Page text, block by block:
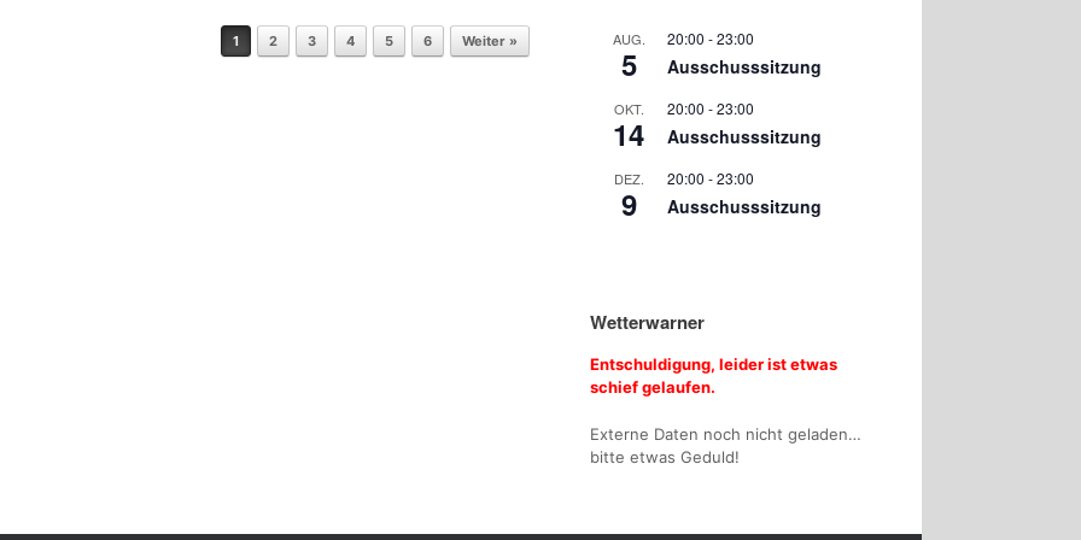
1 2 3 4 5 6 Weiter » AUG.
5
20:00 -23:00
Ausschusssitzung
OKT.
14
20:00 -23:00
Ausschusssitzung
DEZ.
9
20:00 -23:00
Ausschusssitzung
Wetterwarner
Entschuldigung, leider ist etwas
schief gelaufen.
Externe Daten noch nicht geladen…
bitte etwas Geduld!